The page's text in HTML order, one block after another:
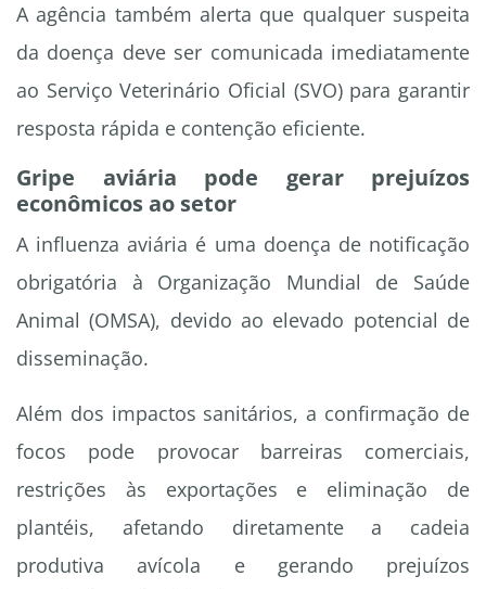
A agência também alerta que qualquer suspeita
da doença deve ser comunicada imediatamente
ao Serviço Veterinário Oficial (SVO) para garantir
resposta rápida e contenção eficiente.
Gripe aviária pode gerar prejuízos
econômicos ao setor
A influenza aviária é uma doença de notificação
obrigatória à Organização Mundial de Saúde
Animal (OMSA), devido ao elevado potencial de
disseminação.
Além dos impactos sanitários, a confirmação de
focos pode provocar barreiras comerciais,
restrições às exportações e eliminação de
plantéis, afetando diretamente a cadeia
produtiva avícola e gerando prejuízos